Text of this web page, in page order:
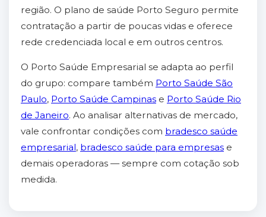
região. O plano de saúde Porto Seguro permite
contratação a partir de poucas vidas e oferece
rede credenciada local e em outros centros.
O Porto Saúde Empresarial se adapta ao perfil
do grupo: compare também Porto Saúde São
Paulo, Porto Saúde Campinas e Porto Saúde Rio
de Janeiro. Ao analisar alternativas de mercado,
vale confrontar condições com bradesco saúde
empresarial, bradesco saúde para empresas e
demais operadoras — sempre com cotação sob
medida.